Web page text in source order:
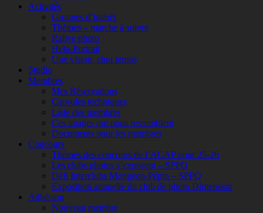
Activités
Groupes d’intérêt
Thèmes – marche à suivre
Rallye photo
Help-Portrait
Une vision, cinq temps
Studio
Membres
Mes Réservations
Capsules techniques
Liste des membres
Ces images qui nous ressemblent
Documents pour les membres
Concours
Thèmes des concours de l’ACAP pour 25-26
Les clubs photos s’exposent – SPPQ
Défi Interclubs Mongeon-Pépin – SPPQ
Exposition annuelle du club de photo Dimension
Adhésion
Nouveau membre